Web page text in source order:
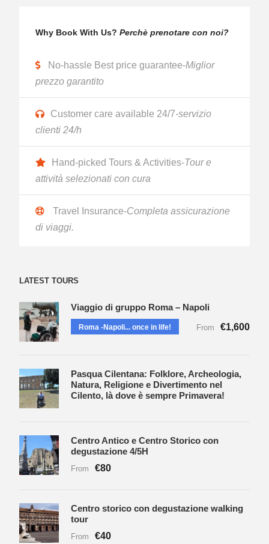
Why Book With Us? Perchè prenotare con noi?
No-hassle Best price guarantee-Miglior
prezzo garantito
Customer care available 24/7-servizio
clienti 24/h
Hand-picked Tours & Activities-Tour e
attività selezionati con cura
Travel Insurance-Completa assicurazione
di viaggi.
LATEST TOURS
Viaggio di gruppo Roma – Napoli
Roma -Napoli... once in life! From €1,600
Pasqua Cilentana: Folklore, Archeologia,
Natura, Religione e Divertimento nel
Cilento, là dove è sempre Primavera!
Centro Antico e Centro Storico con
degustazione 4/5H
From €80
Centro storico con degustazione walking
tour
From €40